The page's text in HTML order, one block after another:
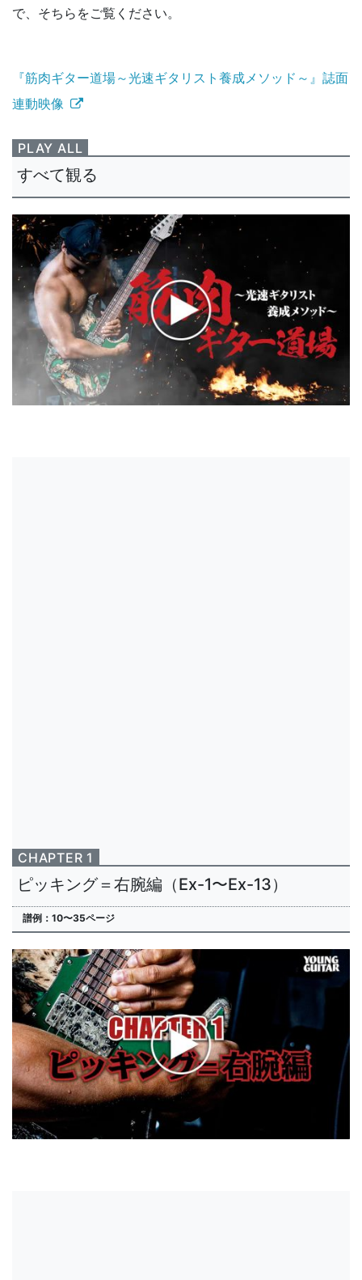
で、そちらをご覧ください。
『筋肉ギター道場～光速ギタリスト養成メソッド～』誌面
連動映像
PLAY ALL
すべて観る
CHAPTER 1
ピッキング＝右腕編（Ex-1〜Ex-13）
譜例：10〜35ページ